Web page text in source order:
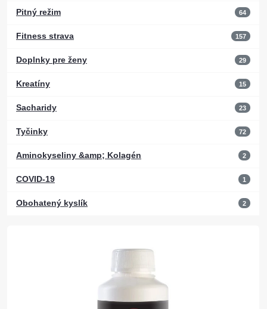
Pitný režim 64
Fitness strava 157
Doplnky pre ženy 29
Kreatíny 15
Sacharidy 23
Tyčinky 72
Aminokyseliny &amp; Kolagén 2
COVID-19 1
Obohatený kyslík 2